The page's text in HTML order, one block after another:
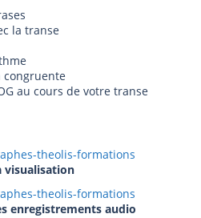
la transe
congruente
au cours de votre transe
visualisation
enregistrements audio